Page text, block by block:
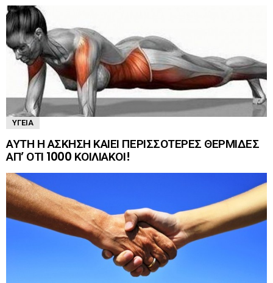
ΥΓΕΊΑ
ΑΥΤΗ Η ΑΣΚΗΣΗ ΚΑΙΕΙ ΠΕΡΙΣΣΟΤΕΡΕΣ ΘΕΡΜΙΔΕΣ
ΑΠ’ ΟΤΙ 1000 ΚΟΙΛΙΑΚΟΙ!